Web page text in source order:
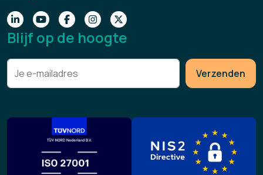
Blijf op de hoogte
Verzenden